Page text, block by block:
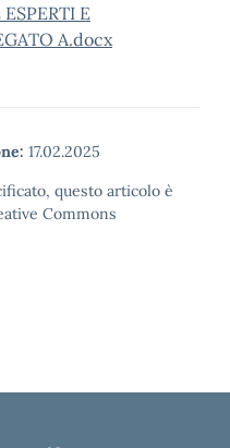
E
A.docx
17.02.2025
questo articolo è
Commons